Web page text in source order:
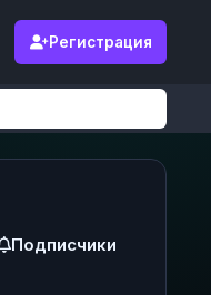
Регистрация
Подписчики